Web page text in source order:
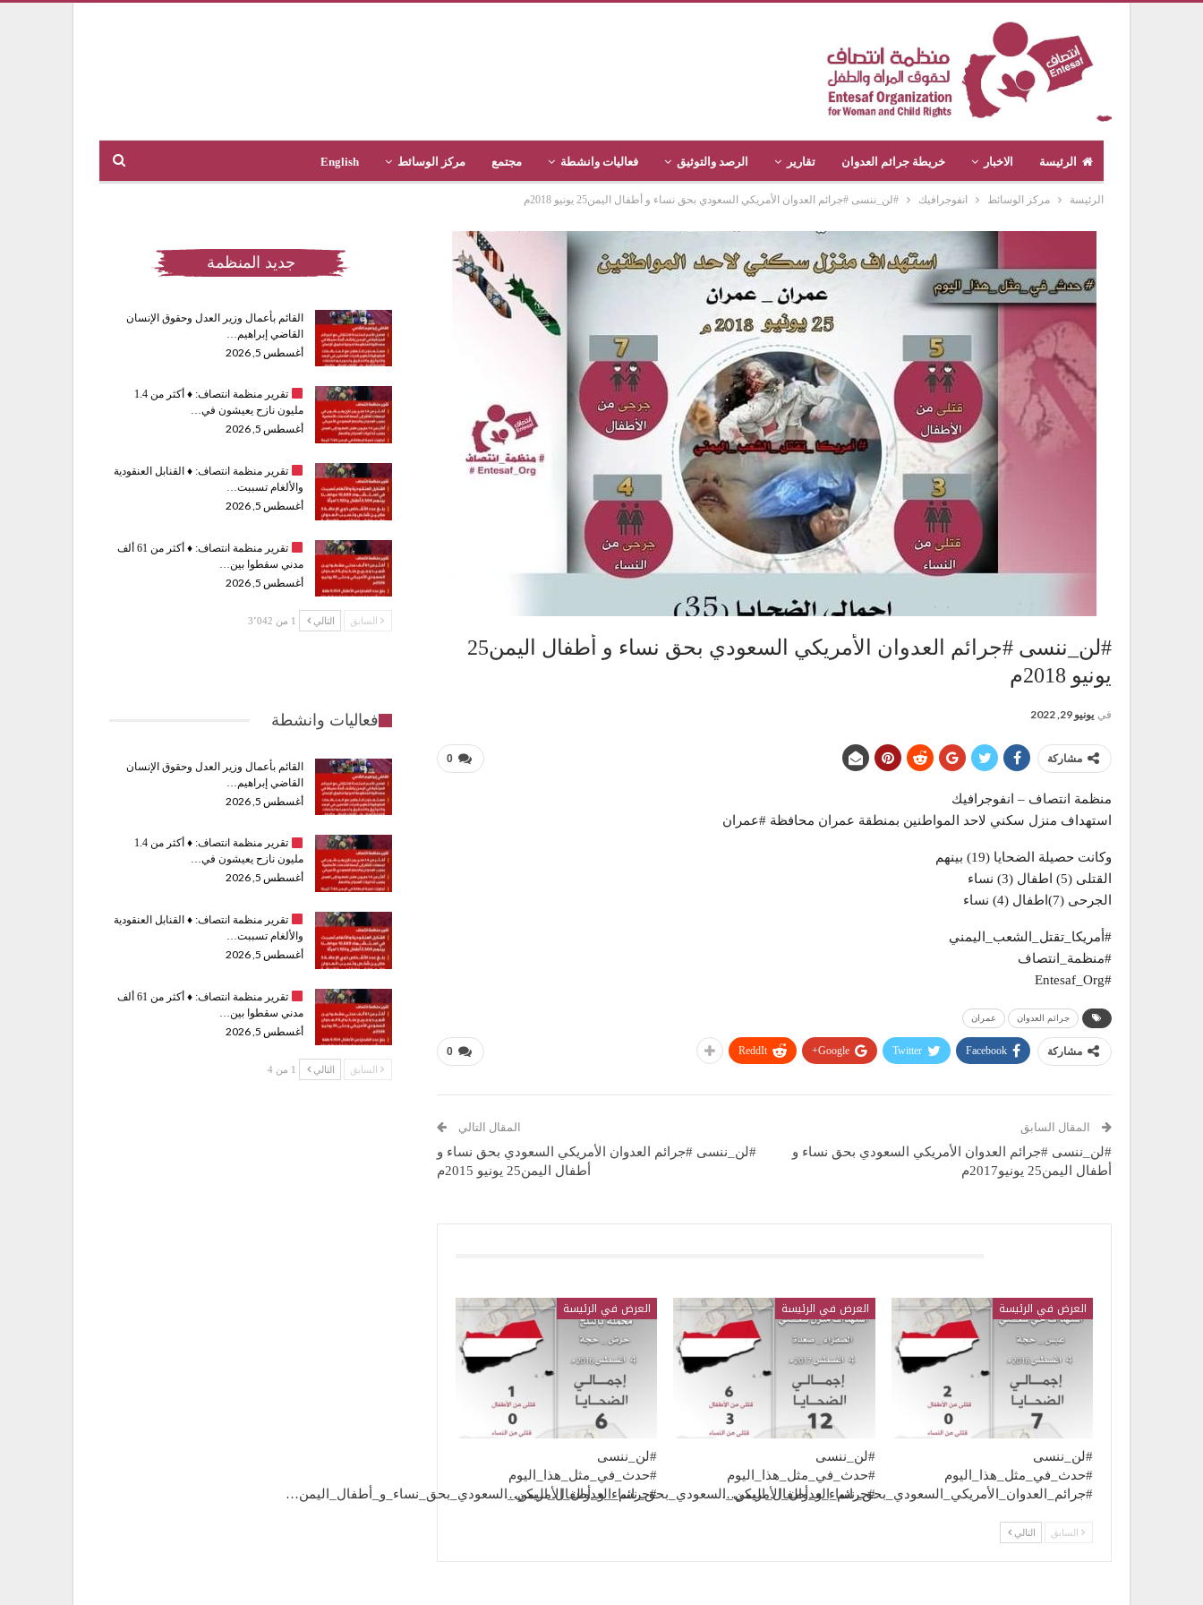
الرئيسة الاخبار خريطة جرائم العدوان تقارير الرصد والتوثيق فعاليات وانشطة مجتمع مركز الوسائط English
الرئيسة مركز الوسائط انفوجرافيك #لن_ننسى #جرائم العدوان الأمريكي السعودي بحق نساء و أطفال اليمن25 يونيو 2018م
#لن_ننسى #جرائم العدوان الأمريكي السعودي بحق نساء و أطفال اليمن25
يونيو 2018م
في يونيو 29, 2022
0 مشاركة
منظمة انتصاف – انفوجرافيك
استهداف منزل سكني لاحد المواطنين بمنطقة عمران محافظة #عمران
وكانت حصيلة الضحايا (19) بينهم
القتلى (5) اطفال (3) نساء
الجرحى (7)اطفال (4) نساء
#أمريكا_تقتل_الشعب_اليمني
#منظمة_انتصاف
#Entesaf_Org
جرائم العدوان عمران
0 مشاركة Facebook
Twitter
Google+
ReddIt
المقال السابق
#لن_ننسى #جرائم العدوان الأمريكي السعودي بحق نساء و
أطفال اليمن25 يونيو2017م
المقال التالي
#لن_ننسى #جرائم العدوان الأمريكي السعودي بحق نساء و
أطفال اليمن25 يونيو 2015م
العرض في الرئيسة
#لن_ننسى
#حدث_في_مثل_هذا_اليوم
#جرائم_العدوان_الأمريكي_السعودي_بحق_نساء_و_أطفال_اليمن…
العرض في الرئيسة
#لن_ننسى
#حدث_في_مثل_هذا_اليوم
#جرائم_العدوان_الأمريكي_السعودي_بحق_نساء_و_أطفال_اليمن…
العرض في الرئيسة
#لن_ننسى
#حدث_في_مثل_هذا_اليوم
#جرائم_العدوان_الأمريكي_السعودي_بحق_نساء_و_أطفال_اليمن…
السابق التالي
جديد المنظمة
القائم بأعمال وزير العدل وحقوق الإنسان
القاضي إبراهيم…
أغسطس 5, 2026
تقرير منظمة انتصاف: ♦️
أكثر من 1.4
مليون نازح يعيشون في…
أغسطس 5, 2026
تقرير منظمة انتصاف: ♦️القنابل العنقودية
والألغام تسببت…
أغسطس 5, 2026
تقرير منظمة انتصاف: ♦️
أكثر من 61 ألف
مدني سقطوا بين…
أغسطس 5, 2026
السابق التالي 1 من 3٬042
فعاليات وانشطة
القائم بأعمال وزير العدل وحقوق الإنسان
القاضي إبراهيم…
أغسطس 5, 2026
تقرير منظمة انتصاف: ♦️
أكثر من 1.4
مليون نازح يعيشون في…
أغسطس 5, 2026
تقرير منظمة انتصاف: ♦️القنابل العنقودية
والألغام تسببت…
أغسطس 5, 2026
تقرير منظمة انتصاف: ♦️
أكثر من 61 ألف
مدني سقطوا بين…
أغسطس 5, 2026
السابق التالي 1 من 4